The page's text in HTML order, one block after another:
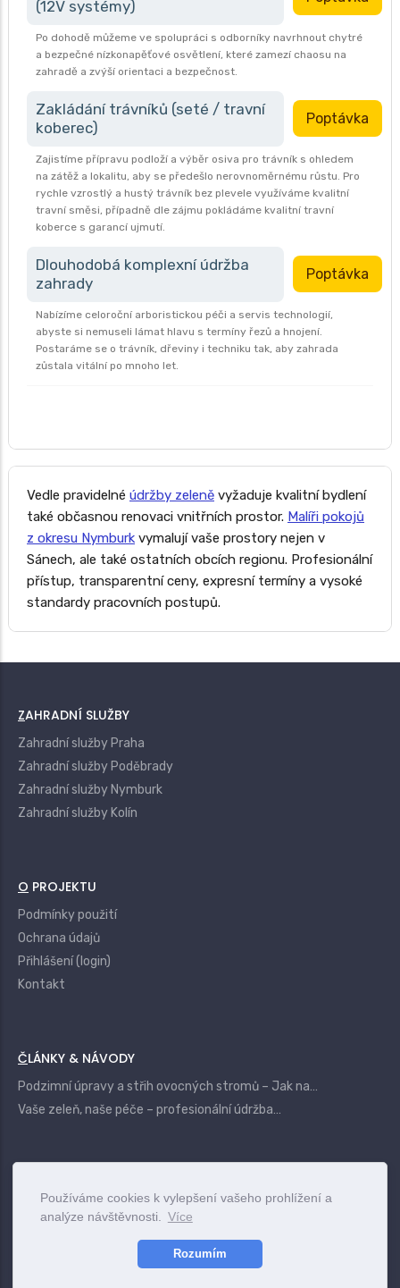
Používáme cookies k vylepšení vašeho prohlížení a
analýze návštěvnosti.
Více
Rozumím
(12V systémy)
Po dohodě můžeme ve spolupráci s odborníky navrhnout chytré
a bezpečné nízkonapěťové osvětlení, které zamezí chaosu na
zahradě a zvýší orientaci a bezpečnost.
Zakládání trávníků (seté / travní
koberec)
Poptávka
Zajistíme přípravu podloží a výběr osiva pro trávník s ohledem
na zátěž a lokalitu, aby se předešlo nerovnoměrnému růstu. Pro
rychle vzrostlý a hustý trávník bez plevele využíváme kvalitní
travní směsi, případně dle zájmu pokládáme kvalitní travní
koberce s garancí ujmutí.
Dlouhodobá komplexní údržba
zahrady
Poptávka
Nabízíme celoroční arboristickou péči a servis technologií,
abyste si nemuseli lámat hlavu s termíny řezů a hnojení.
Postaráme se o trávník, dřeviny i techniku tak, aby zahrada
zůstala vitální po mnoho let.
Vedle pravidelné údržby zeleně vyžaduje kvalitní bydlení
také občasnou renovaci vnitřních prostor. Malíři pokojů
z okresu Nymburk vymalují vaše prostory nejen v
Sánech, ale také ostatních obcích regionu. Profesionální
přístup, transparentní ceny, expresní termíny a vysoké
standardy pracovních postupů.
ZAHRADNÍ SLUŽBY
Zahradní služby Praha
Zahradní služby Poděbrady
Zahradní služby Nymburk
Zahradní služby Kolín
O PROJEKTU
Podmínky použití
Ochrana údajů
Přihlášení (login)
Kontakt
ČLÁNKY & NÁVODY
Podzimní úpravy a střih ovocných stromů – Jak na…
Vaše zeleň, naše péče – profesionální údržba…
www.vszahrady.cz